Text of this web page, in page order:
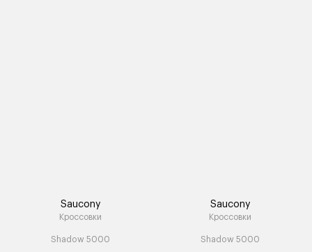
Saucony
Кроссовки
Shadow 5000
Saucony
Кроссовки
Shadow 5000